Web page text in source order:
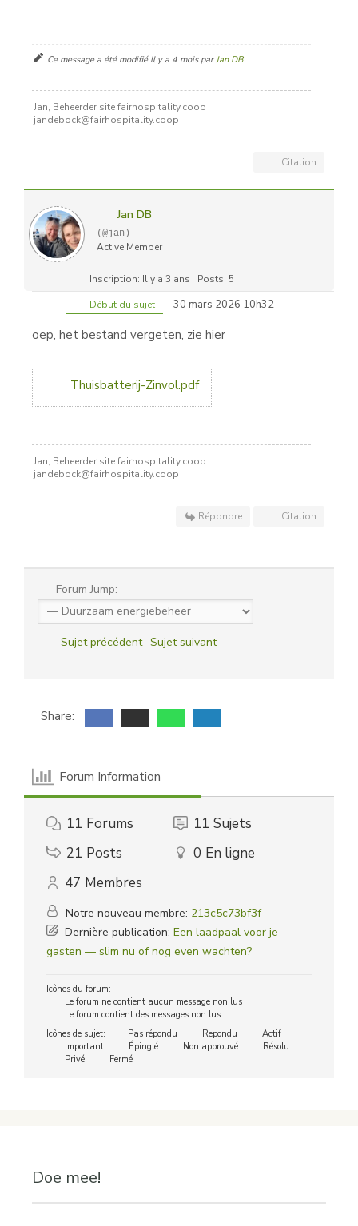
Ce message a été modifié Il y a 4 mois parJan DB
Jan, Beheerder site fairhospitality.coop
jandebock@fairhospitality.coop
Citation
Jan DB
(@jan)
Active Member
Inscription: Il y a 3 ans
Posts: 5
Début du sujet
30 mars 2026 10h32
oep, het bestand vergeten, zie hier
Thuisbatterij-Zinvol.pdf
Jan, Beheerder site fairhospitality.coop
jandebock@fairhospitality.coop
Répondre Citation
Forum Jump:
Sujet précédent Sujet suivant
Share:
Forum Information
11 Forums 11 Sujets
21 Posts 0 En ligne
47 Membres
Notre nouveau membre: 213c5c73bf3f
Dernière publication: Een laadpaal voor je
gasten — slim nu of nog even wachten?
Icônes du forum:
Le forum ne contient aucun message non lus
Le forum contient des messages non lus
Icônes de sujet:
Pas répondu Repondu
Actif
Important
Épinglé Non approuvé
Résolu
Privé
Fermé
Doe mee!